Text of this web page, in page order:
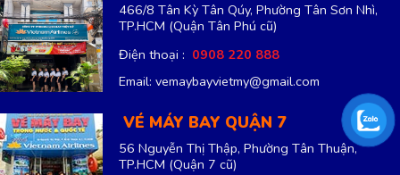
466/8 Tân Kỳ Tân Qúy, Phường Tân Sơn Nhì,
TP.HCM (Quận Tân Phú cũ)
Điện thoại : 0908 220 888
Email: vemaybayvietmy@gmail.com
VÉ MÁY BAY QUẬN 7
56 Nguyễn Thị Thập, Phường Tân Thuận,
TP.HCM (Quận 7 cũ)